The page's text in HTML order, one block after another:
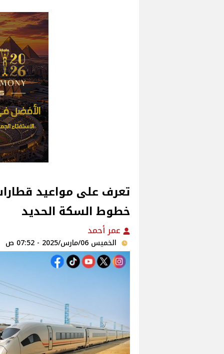
تعرف على مواعيد
خطوط السكة الحديد
عمر أحمد
الخميس 06/مارس/2025 - 07:52 ص